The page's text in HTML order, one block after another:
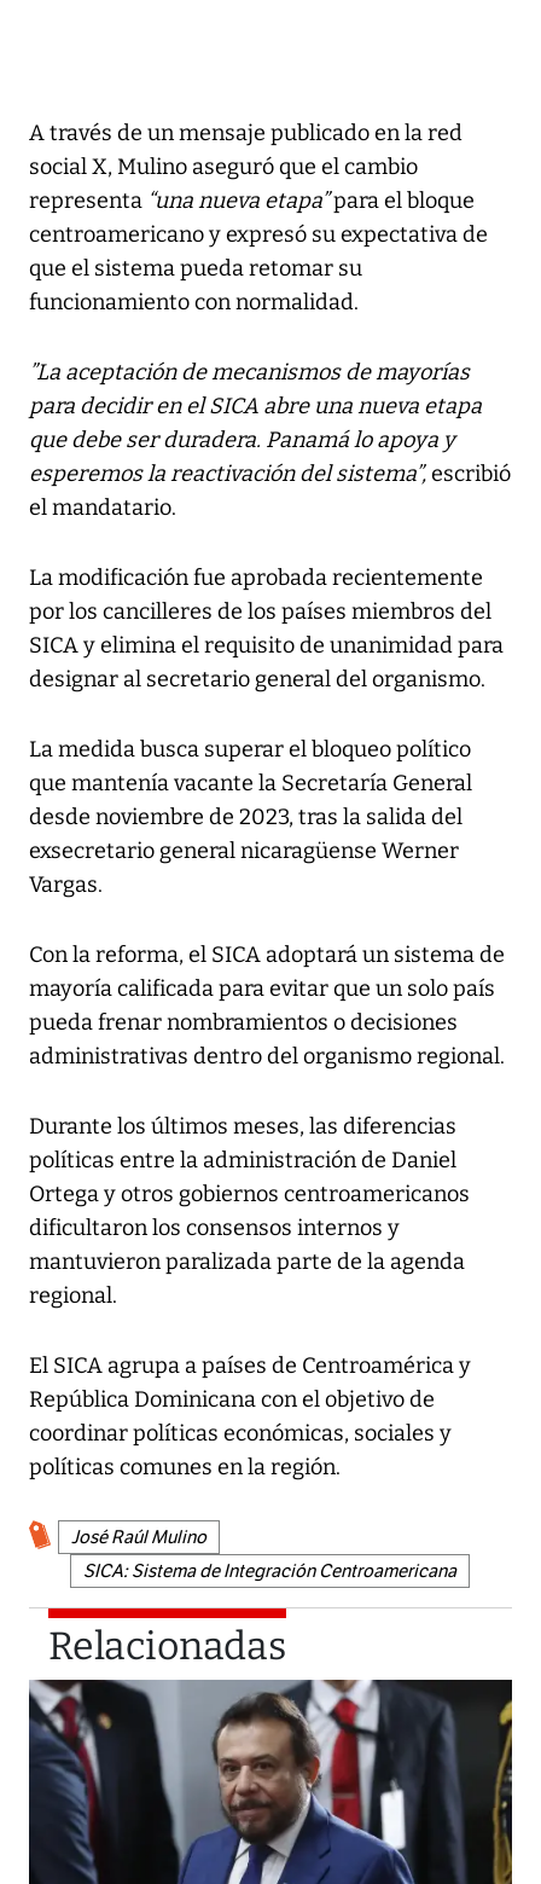
A través de un mensaje publicado en la red
social X, Mulino aseguró que el cambio
representa “una nueva etapa”para el bloque
centroamericano y expresó su expectativa de
que el sistema pueda retomar su
funcionamiento con normalidad.
”La aceptación de mecanismos de mayorías
para decidir en el SICA abre una nueva etapa
que debe ser duradera. Panamá lo apoya y
esperemos la reactivación del sistema”,escribió
el mandatario.
La modificación fue aprobada recientemente
por los cancilleres de los países miembros del
SICA y elimina el requisito de unanimidad para
designar al secretario general del organismo.
La medida busca superar el bloqueo político
que mantenía vacante la Secretaría General
desde noviembre de 2023, tras la salida del
exsecretario general nicaragüense Werner
Vargas.
Con la reforma, el SICA adoptará un sistema de
mayoría calificada para evitar que un solo país
pueda frenar nombramientos o decisiones
administrativas dentro del organismo regional.
Durante los últimos meses, las diferencias
políticas entre la administración de Daniel
Ortega y otros gobiernos centroamericanos
dificultaron los consensos internos y
mantuvieron paralizada parte de la agenda
regional.
El SICA agrupa a países de Centroamérica y
República Dominicana con el objetivo de
coordinar políticas económicas, sociales y
políticas comunes en la región.
José Raúl Mulino
SICA: Sistema de Integración Centroamericana
Relacionadas